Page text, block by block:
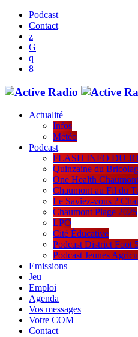
Podcast
Contact
Actualité
Infos
Météo
Podcast
FLASH INFO DU
Quinzaine du
One Health Chaumont
Chaumont au Fil du
Le Saviez-vous ?
Chaumont Plage 2025
LPO
Cité Éducative
Podcast District Foot
Podcast Jeunes
Emissions
Jeu
Emploi
Agenda
Vos messages
Votre COM
Contact